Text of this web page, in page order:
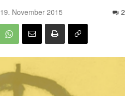
19. November 2015 2